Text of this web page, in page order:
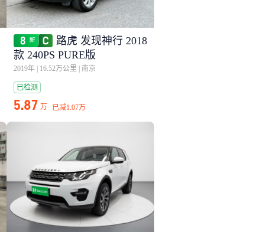
路虎 发现神行 2018
款 240PS PURE版
2019年 16.52万公里 南京
已检测
5.87 万 已减1.07万